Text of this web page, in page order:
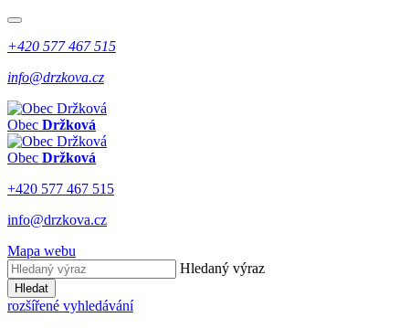
+420 577 467 515
info@drzkova.cz
Obec Držková
Obec Držková
+420 577 467 515
info@drzkova.cz
Mapa webu
Hledaný výraz
Hledat
rozšířené vyhledávání